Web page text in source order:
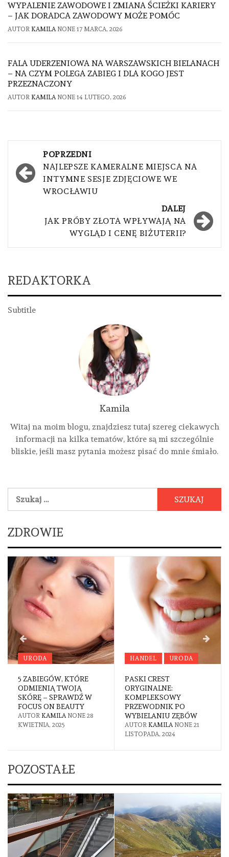
WYPALENIE ZAWODOWE I ZMIANA ŚCIEŻKI KARIERY
– JAK DORADCA ZAWODOWY MOŻE POMÓC
AUTOR KAMILA NONE 17 MARCA, 2026
FALA UDERZENIOWA NA WARSZAWSKICH BIELANACH
– NA CZYM POLEGA ZABIEG I DLA KOGO JEST
PRZEZNACZONY
AUTOR KAMILA NONE 14 LUTEGO, 2026
Nawigacja
wpisu
POPRZEDNI
NAJLEPSZE KAMERALNE MIEJSCA NA
INTYMNE SESJE ZDJĘCIOWE WE
WROCŁAWIU
DALEJ
JAK PRÓBY ZŁOTA WPŁYWAJĄ NA
WYGLĄD I CENĘ BIŻUTERII?
REDAKTORKA
Subtitle
Kamila
Witaj na moim blogu, znajdziesz tutaj szereg ciekawych
informacji na kilka tematów, które są mi szczególnie
bliskie, jeśli masz pytania możesz pisać do mnie śmiało.
Szukaj:
ZDROWIE
URODA
5 ZABIEGÓW, KTÓRE
ODMIENIĄ TWOJĄ
SKÓRĘ – SPRAWDŹ W
FOCUS ON BEAUTY
AUTOR KAMILA NONE 28
KWIETNIA, 2025
HANDEL URODA
PASKI CREST
ORYGINALNE:
KOMPLEKSOWY
PRZEWODNIK PO
WYBIELANIU ZĘBÓW
AUTOR KAMILA NONE 21
LISTOPADA, 2024
POZOSTAŁE